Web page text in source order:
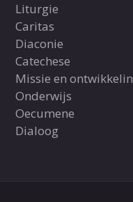
Liturgie
Caritas
Diaconie
Catechese
Missie en
Onderwijs
Oecumene
Dialoog